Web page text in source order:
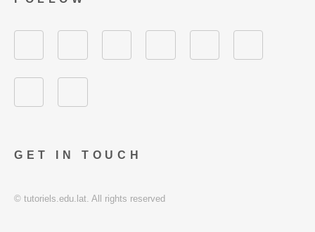
GET IN TOUCH
© tutoriels.edu.lat. All rights reserved